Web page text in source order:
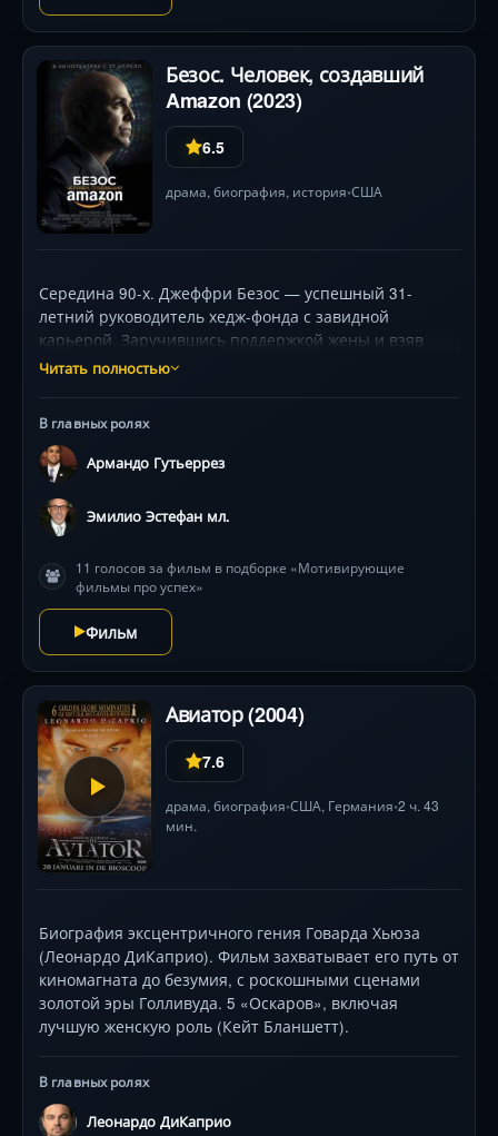
Безос. Человек, создавший
Amazon (2023)
6.5
драма, биография, история•США
Середина 90-х. Джеффри Безос — успешный 31-
летний руководитель хедж-фонда с завидной
карьерой. Заручившись поддержкой жены и взяв
денег в долг у отца, он бросает работу и переезжает
интернет-магазин. Обосновавшись
в полуразрушенном ветхом гараже, он и ещё два
технаря-энтузиаста пытаются найти инвесторов
для своего проекта, но на их пути встаёт пока
ещё недостаточно развитый интернет и глава
and Noble.
Читать полностью
В главных ролях
Армандо Гутьеррез
Эмилио Эстефан мл.
11 голосов за фильм в подборке «Мотивирующие
фильмы про успех»
Фильм
Авиатор (2004)
7.6
драма, биография•США, Германия•2 ч. 43
мин.
Биография эксцентричного гения Говарда Хьюза
(Леонардо ДиКаприо). Фильм захватывает его путь от
киномагната до безумия, с роскошными сценами
золотой эры Голливуда. 5 «Оскаров», включая
лучшую женскую роль (Кейт Бланшетт).
В главных ролях
Леонардо ДиКаприо